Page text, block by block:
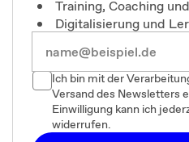
Training, Coaching
Digitalisierung und
Ich bin mit der
Versand des Newsletters
Einwilligung kann ich
widerrufen.